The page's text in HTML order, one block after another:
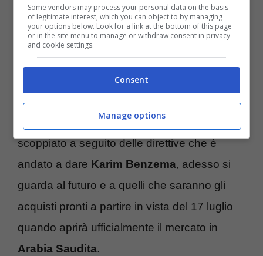
sembra davvero irrinunciabile e per questo
che si definirà tutto in poco tempo.
Arrivato in queste ore il nuovo
dell’Al-Ittihad che non sarà Pioli ma il
dopo il caos interno
scoppiato a seguito delle direttive che è
andato a dare Karim Benzema, adesso si
guarda al futuro e a quelli che saranno gli
acquisti pronti a partire in vista del 17 luglio
quando aprirà ufficialmente il mercato in
Arabia Saudita.
Some vendors may process your personal data on the basis
of legitimate interest, which you can object to by managing
your options below. Look for a link at the bottom of this page
or in the site menu to manage or withdraw consent in privacy
and cookie settings.
Consent
Manage options